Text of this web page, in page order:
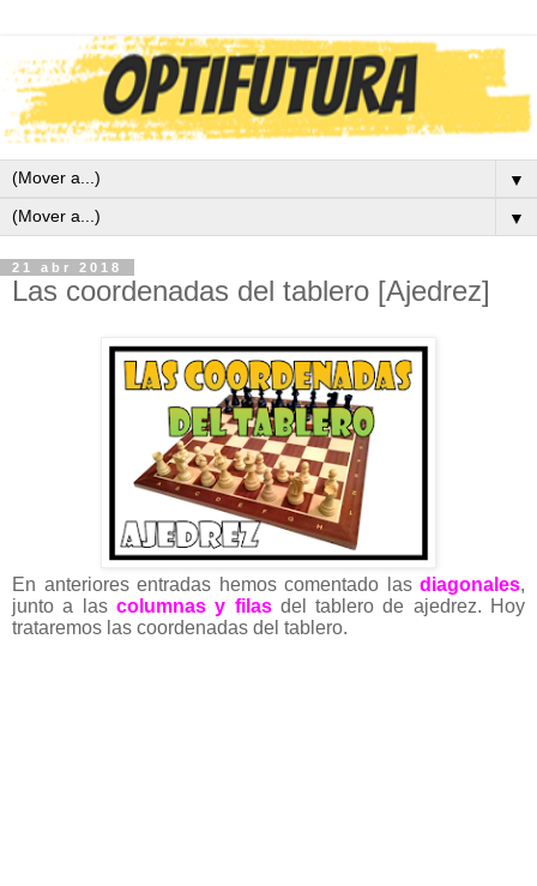
▼
▼
21 abr 2018
Las coordenadas del tablero [Ajedrez]
En anteriores entradas hemos comentado las diagonales,
junto a las columnas y filasdel tablero de ajedrez. Hoy
trataremos las coordenadas del tablero.